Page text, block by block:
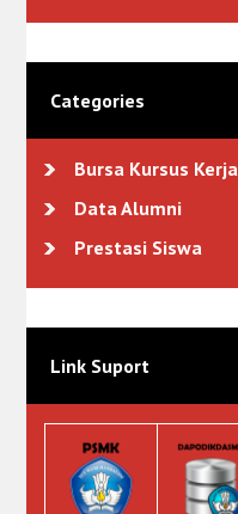
Categories
Bursa Kursus Kerja
Data Alumni
Prestasi Siswa
Link Suport